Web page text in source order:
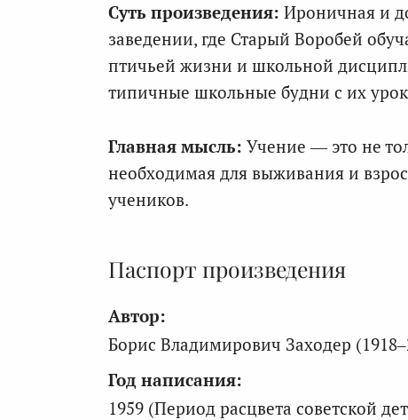
Суть произведения: Ироничная и
заведении, где Старый Воробей
птичьей жизни и школьной
типичные школьные будни с их
Главная мысль: Учение — это не
необходимая для выживания и
учеников.
Паспорт произведения
Автор:
Борис Владимирович Заходер
Год написания:
1959 (Период расцвета советской